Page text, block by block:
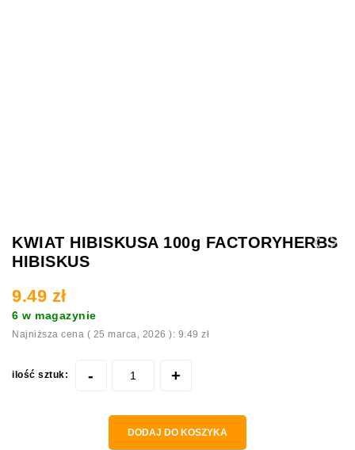
KWIAT HIBISKUSA 100g FACTORYHERBS
HIBISKUS
9.49 zł
6 w magazynie
Najniższa cena ( 25 marca, 2026 ): 9.49 zł
ilość sztuk:
DODAJ DO KOSZYKA